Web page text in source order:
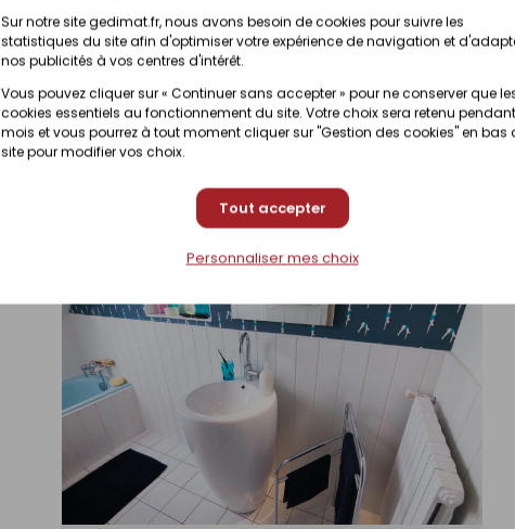
Sur notre site gedimat.fr, nous avons besoin de cookies pour suivre les
statistiques du site afin d'optimiser votre expérience de navigation et
nos publicités à vos centres d'intérêt.
Vous pouvez cliquer sur « Continuer sans accepter » pour ne conserver que
cookies essentiels au fonctionnement du site. Votre choix sera retenu pendant
mois et vous pourrez à tout moment cliquer sur "Gestion des cookies" en bas
site pour modifier vos choix.
Tout accepter
Personnaliser mes choix
Disponible sur commande 134,16 €
Disponible sur commande 134,16 €/